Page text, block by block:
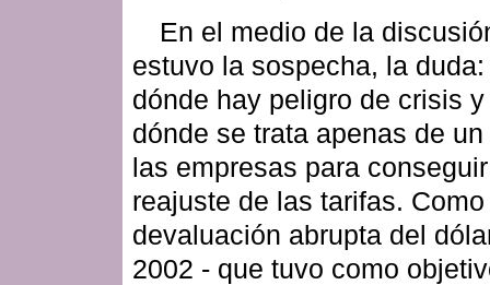
En el medio de la
estuvo la sospecha, la
dónde hay peligro de crisis
dónde se trata apenas de
las empresas para
reajuste de las tarifas.
devaluación abrupta del
2002 - que tuvo como